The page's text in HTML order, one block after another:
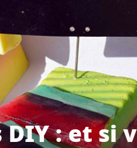
DIY : et si